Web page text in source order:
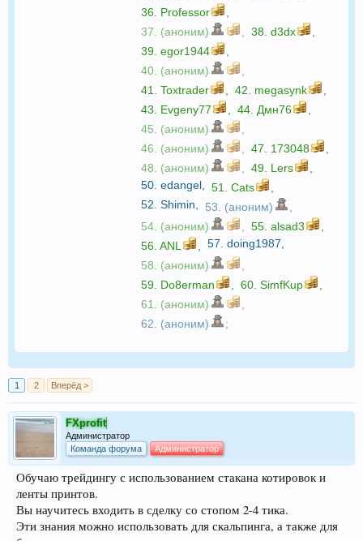
36. Professor
37. (аноним)
38. d3dx
39. egor1944
40. (аноним)
41. Toxtrader 42. megasynk
43. Evgeny77 44. Дмн76
45. (аноним)
46. (аноним)
47. 173048
48. (аноним)
49. Lers
50. edangel 51. Cats
52. Shimin 53. (аноним)
54. (аноним)
55. alsad3
56. ANL 57. doing1987
58. (аноним)
59. Do8erman 60. SimfKup
61. (аноним)
62. (аноним)
;
1 2 Вперёд >
FXprofit
Администратор
Команда форума
Администратор
Обучаю трейдингу с использованием стакана котировок и
ленты принтов.
Вы научитесь входить в сделку со стопом 2-4 тика.
Эти знания можно использовать для скальпинга, а также для